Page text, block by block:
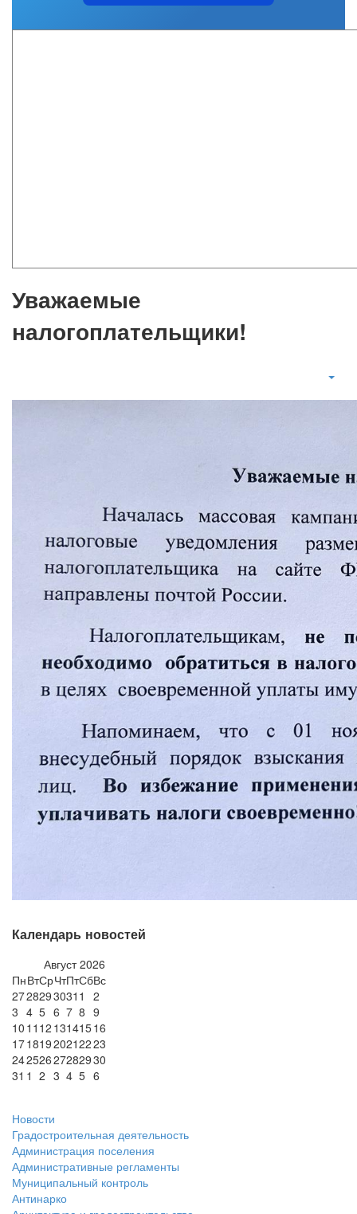
Уважаемые
налогоплательщики!
Календарь новостей
Август 2026
ПнВтСрЧтПтСбВс
2728293031 1
2
3 4 5 6 7 8 9
10 11 12 13141516
17181920212223
24252627282930
31 1 2 3 4 5 6
Новости
Градостроительная деятельность
Администрация поселения
Административные регламенты
Муниципальный контроль
Антинарко